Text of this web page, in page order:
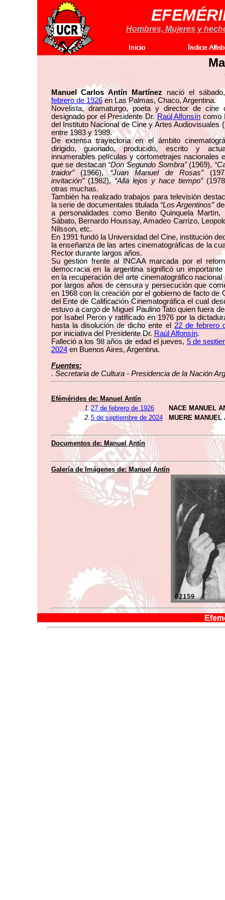
Hombres, Mujeres y
Manuel Carlos Antín Martínez nació el
febrero de 1926en Las Palmas, Chaco, Argentina.
Novelista, dramaturgo, poeta y director de cine
designado por el Presidente Dr. Raúl Alfonsín como
del Instituto Nacional de Cine y Artes Audiovisuales
entre 1983 y 1989.
De extensa trayectoria en el ámbito
dirigido, guionado, producido, escrito y
innumerables películas y cortometrajes nacionales
que se destacan “Don Segundo Sombra”(1969),
traidor”(1966), “Juan Manuel de Rosas”
invitación”(1982),“Allá lejos y hace tiempo”
otras muchas.
También ha realizado trabajos para televisión
la serie de documentales titulada “Los Argentinos”
a personalidades como Benito Quinquela Martín,
Sábato, Bernardo Houssay, Amadeo Carrizo,
Nilsson, etc.
En 1991 fundó la Universidad del Cine, institución
la enseñanza de las artes cinematográficas de la
Rector durante largos años.
Su gestión frente al INCAA marcada por el
democracia en la argentina significó un importante
en la recuperación del arte cinematográfico nacional
por largos años de censura y persecución que
en 1968 con la creación por el gobierno de facto de
del Ente de Calificación Cinematográfica el cual
estuvo a cargo de Miguel Paulino Tato quien fuera
por Isabel Perón y ratificado en 1976 por la
hasta la disolución de dicho ente el 22 de febrero
por iniciativa del Presidente Dr. Raúl Alfonsín.
Falleció a los 98 años de edad el jueves, 5 de
2024en Buenos Aires, Argentina.
Fuentes:
. Secretaria de Cultura - Presidencia de la Nación
Efémérides de: Manuel Antín
1.27 de febrero de 1926
NACE MANUEL
2. 5 de septiembre de 2024 MUERE MANUEL
Documentos de: Manuel Antín
Galería de Imágenes de: Manuel Antín